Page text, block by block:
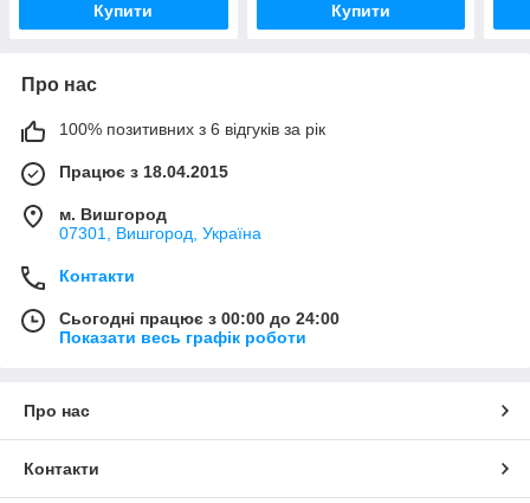
Купити Купити
Про нас
100% позитивних з 6 відгуків за рік
Працює з 18.04.2015
м. Вишгород
07301, Вишгород, Україна
Контакти
Сьогодні працює з 00:00 до 24:00
Показати весь графік роботи
Про нас
Контакти